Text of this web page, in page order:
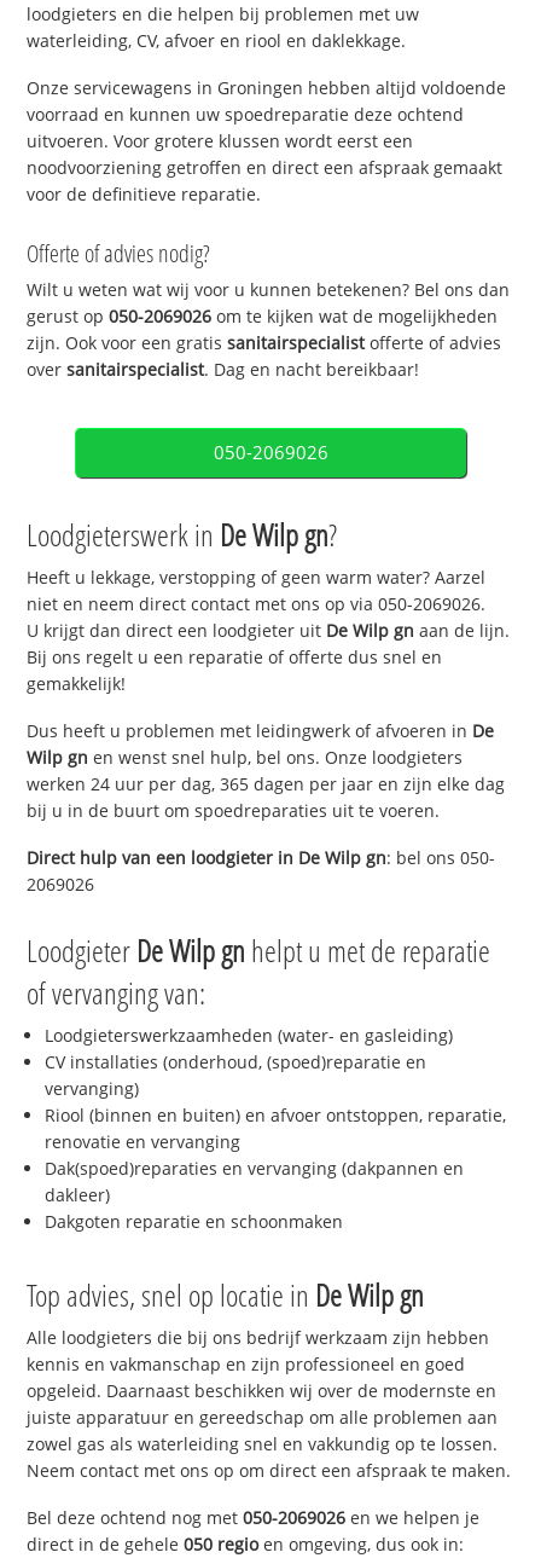
loodgieters en die helpen bij problemen met uw
waterleiding, CV, afvoer en riool en daklekkage.
Onze servicewagens in Groningen hebben altijd voldoende
voorraad en kunnen uw spoedreparatie deze ochtend
uitvoeren. Voor grotere klussen wordt eerst een
noodvoorziening getroffen en direct een afspraak gemaakt
voor de definitieve reparatie.
Offerte of advies nodig?
Wilt u weten wat wij voor u kunnen betekenen? Bel ons dan
gerust op050-2069026 om te kijken wat de mogelijkheden
zijn. Ook voor een gratissanitairspecialistofferte of advies
oversanitairspecialist. Dag en nacht bereikbaar!
050-2069026
Loodgieterswerk in De Wilp gn?
Heeft u lekkage, verstopping of geen warm water? Aarzel
niet en neem direct contact met ons op via 050-2069026.
U krijgt dan direct een loodgieter uit De Wilp gn aan de lijn.
Bij ons regelt u een reparatie of offerte dus snel en
gemakkelijk!
Dus heeft u problemen met leidingwerk of afvoeren in De
Wilp gn en wenst snel hulp, bel ons. Onze loodgieters
werken 24 uur per dag, 365 dagen per jaar en zijn elke dag
bij u in de buurt om spoedreparaties uit te voeren.
Direct hulp van een loodgieter in De Wilp gn: bel ons 050-
2069026
Loodgieter De Wilp gn helpt u met de reparatie
of vervanging van:
Loodgieterswerkzaamheden (water- en gasleiding)
CV installaties (onderhoud, (spoed)reparatie en
vervanging)
Riool (binnen en buiten) en afvoer ontstoppen, reparatie,
renovatie en vervanging
Dak(spoed)reparaties en vervanging (dakpannen en
dakleer)
Dakgoten reparatie en schoonmaken
Top advies, snel op locatie in De Wilp gn
Alle loodgieters die bij ons bedrijf werkzaam zijn hebben
kennis en vakmanschap en zijn professioneel en goed
opgeleid. Daarnaast beschikken wij over de modernste en
juiste apparatuur en gereedschap om alle problemen aan
zowel gas als waterleiding snel en vakkundig op te lossen.
Neem contact met ons op om direct een afspraak te maken.
Bel deze ochtend nog met050-2069026 en we helpen je
direct in de gehele050 regioen omgeving, dus ook in: